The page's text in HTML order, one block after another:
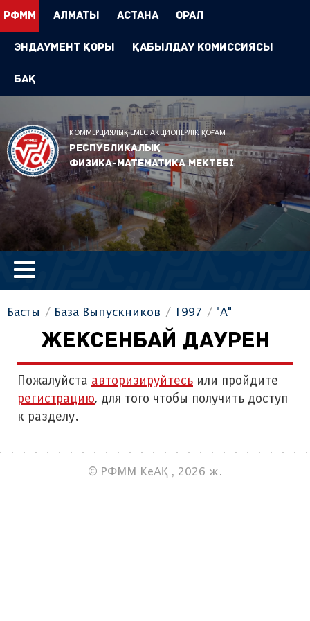
РФММ Алматы Астана Орал
Эндаумент Қоры Қабылдау комиссиясы
БАҚ
КОММЕРЦИЯЛЫҚ ЕМЕС АКЦИОНЕРЛІК ҚОҒАМ
Республикалық
физика-математика мектебі
Басты База Выпускников 1997 "А"
ЖЕКСЕНБАЙ ДАУРЕН
Пожалуйста авторизируйтесь или пройдите
регистрацию, для того чтобы получить доступ
к разделу.
© РФММ КеАҚ , 2026 ж.